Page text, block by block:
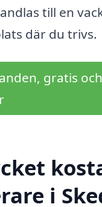
till en
där du trivs.
gratis
i